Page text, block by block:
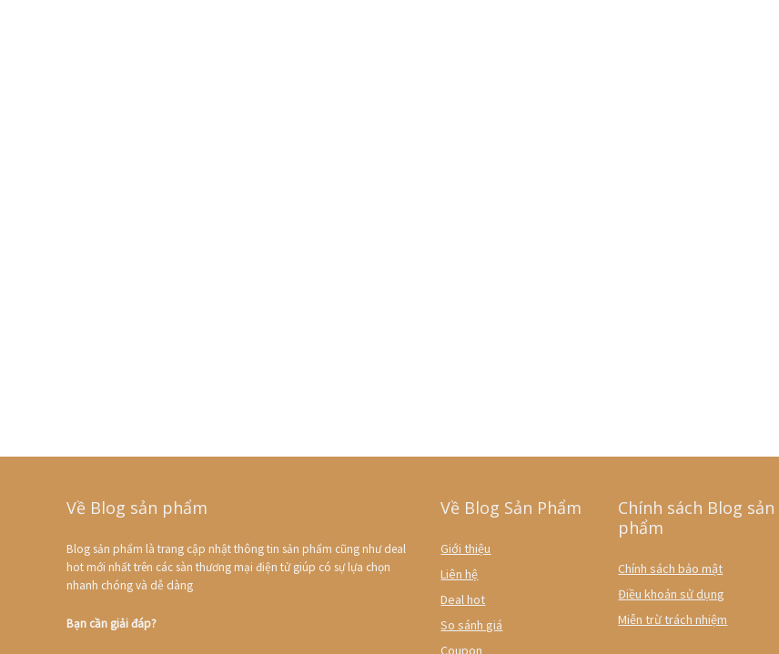
Về Blog sản phẩm
Blog sản phẩm là trang cập nhật thông tin sản phẩm cũng như deal
hot mới nhất trên các sàn thương mại điện tử giúp có sự lựa chọn
nhanh chóng và dễ dàng
Bạn cần giải đáp?
Về Blog Sản Phẩm
Giới thiệu
Liên hệ
Deal hot
So sánh giá
Coupon
Chính sách Blog sản
phẩm
Chính sách bảo mật
Điều khoản sử dụng
Miễn trừ trách nhiệm